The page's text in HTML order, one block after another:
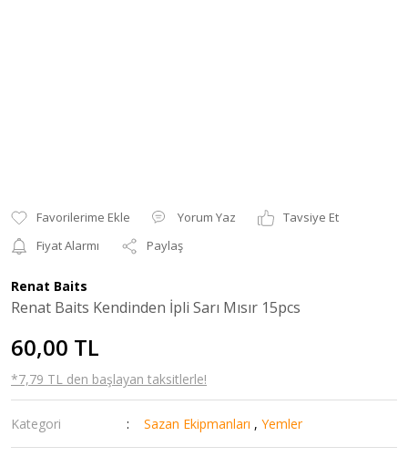
Yorum Yaz
Tavsiye Et
Fiyat Alarmı
Paylaş
Renat Baits
Renat Baits Kendinden İpli Sarı Mısır 15pcs
60,00 TL
*7,79 TL den başlayan taksitlerle!
Kategori Sazan Ekipmanları ,Yemler